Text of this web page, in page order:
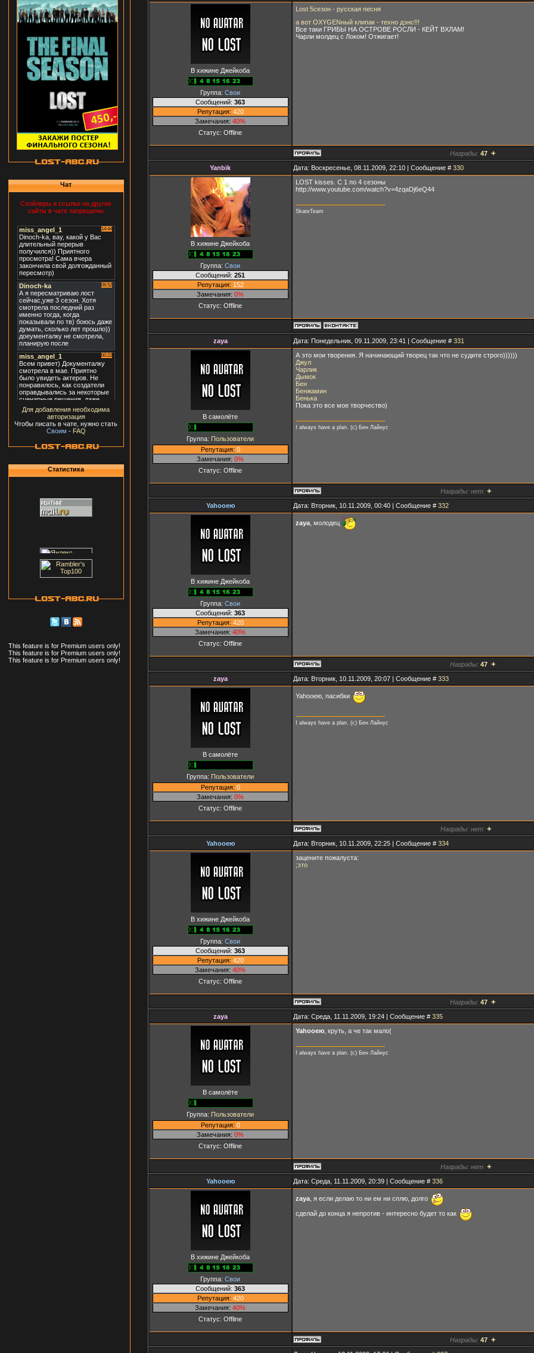
Чат
Спойлеры и ссылки на другие
сайты в чате запрещены
Для добавления необходима
авторизация
Чтобы писать в чате, нужно стать
Своим - FAQ
Статистика
This feature is for Premium users only!
This feature is for Premium users only!
This feature is for Premium users only!
В хижине Джейкоба
Группа: Свои
Сообщений: 363
Репутация: 420
Замечания: 40%
Статус: Offline
Lost 5сезон - русская песня
а вот OXYGENный клипак - техно дэнс!!!
Все таки ГРИБЫ НА ОСТРОВЕ РОСЛИ - КЕЙТ ВХЛАМ!
Чарли молдец с Локом! Отжигает!
Награды: 47 +
Yanbik Дата: Воскресенье, 08.11.2009, 22:10 | Сообщение # 330
В хижине Джейкоба
Группа: Свои
Сообщений: 251
Репутация: 152
Замечания: 0%
Статус: Offline
LOST kisses. С 1 по 4 сезоны
http://www.youtube.com/watch?v=4zqaDj6eQ44
SkateTeam
zaya Дата: Понедельник, 09.11.2009, 23:41 | Сообщение # 331
В самолёте
Группа: Пользователи
Репутация: 0
Замечания: 0%
Статус: Offline
А это мои творения. Я начинающий творец так что не судите строго))))))
Джул
Чарлик
Дымок
Бен
Бенжамин
Бенька
Пока это все мое творчество)
I always have a plan. (с) Бен Лайнус
Награды: нет +
Yahooею Дата: Вторник, 10.11.2009, 00:40 | Сообщение # 332
В хижине Джейкоба
Группа: Свои
Сообщений: 363
Репутация: 420
Замечания: 40%
Статус: Offline
zaya, молодец
Награды: 47 +
zaya Дата: Вторник, 10.11.2009, 20:07 | Сообщение # 333
В самолёте
Группа: Пользователи
Репутация: 0
Замечания: 0%
Статус: Offline
Yahooею, пасибки
I always have a plan. (с) Бен Лайнус
Награды: нет +
Yahooею Дата: Вторник, 10.11.2009, 22:25 | Сообщение # 334
В хижине Джейкоба
Группа: Свои
Сообщений: 363
Репутация: 420
Замечания: 40%
Статус: Offline
зацените пожалуста:
;это
Награды: 47 +
zaya Дата: Среда, 11.11.2009, 19:24 | Сообщение # 335
В самолёте
Группа: Пользователи
Репутация: 0
Замечания: 0%
Статус: Offline
Yahooею, круть, а че так мало(
I always have a plan. (с) Бен Лайнус
Награды: нет +
Yahooею Дата: Среда, 11.11.2009, 20:39 | Сообщение # 336
В хижине Джейкоба
Группа: Свои
Сообщений: 363
Репутация: 420
Замечания: 40%
Статус: Offline
zaya, я если делаю то ни ем ни сплю, долго
сделай до конца я непротив - интересно будет то как
Награды: 47 +